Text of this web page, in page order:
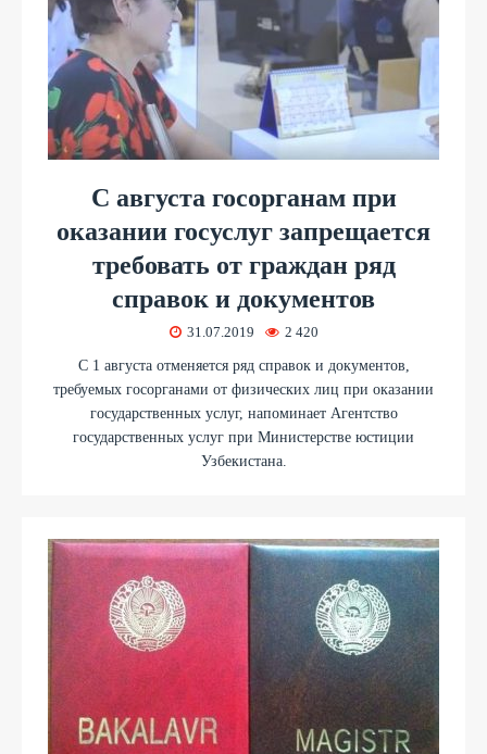
С августа госорганам при
оказании госуслуг запрещается
требовать от граждан ряд
справок и документов
31.07.2019 2 420
С 1 августа отменяется ряд справок и документов,
требуемых госорганами от физических лиц при оказании
государственных услуг, напоминает Агентство
государственных услуг при Министерстве юстиции
Узбекистана.